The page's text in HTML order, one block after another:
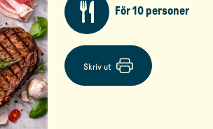
För 10 personer
Skriv ut